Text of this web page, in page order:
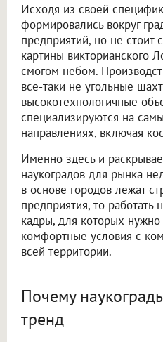
Исходя из своей
формировались вокруг
предприятий, но не стоит
картины викторианского
смогом небом.
все-таки не угольные
высокотехнологичные
специализируются на
направлениях, включая
Именно здесь и
наукоградов для рынка
в основе городов лежат
предприятия, то
кадры, для которых
комфортные условия с
всей территории.
Почему
тренд